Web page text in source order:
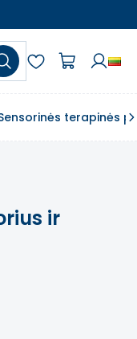
terapinės
ir